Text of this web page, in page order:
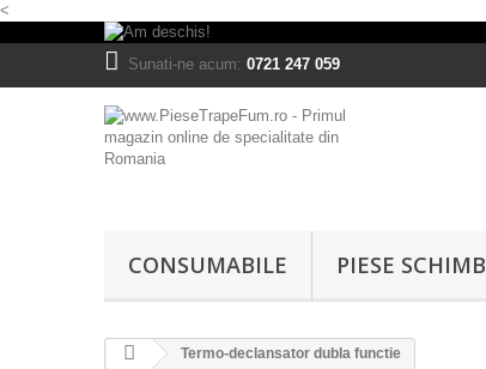
<
Sunati-ne acum: 0721 247 059
CONSUMABILE PIESE SCHIMB
Termo-declansator dubla functie